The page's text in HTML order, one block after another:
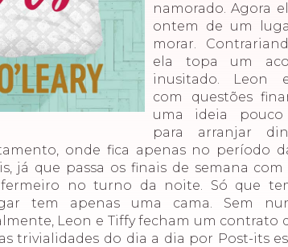
namorado. Agora
ontem de um
morar.
ela topa um
inusitado. Leon
com questões
uma ideia pouco
para arranjar
onde fica apenas no período
já que passa os finais de semana
no turno da noite. Só que
tem apenas uma cama. Sem
Leon e Tiffy fecham um contrato
trivialidades do dia a dia por Post-its